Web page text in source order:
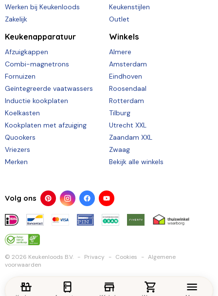
Werken bij Keukenloods
Zakelijk
Keukenstijlen
Outlet
Keukenapparatuur
Afzuigkappen
Combi-magnetrons
Fornuizen
Geïntegreerde vaatwassers
Inductie kookplaten
Koelkasten
Kookplaten met afzuiging
Quookers
Vriezers
Merken
Winkels
Almere
Amsterdam
Eindhoven
Roosendaal
Rotterdam
Tilburg
Utrecht XXL
Zaandam XXL
Zwaag
Bekijk alle winkels
Volg ons
© 2026 Keukenloods B.V. Privacy Cookies
Algemene
voorwaarden